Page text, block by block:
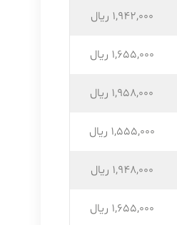
1,942,۰۰۰ ریال
1,655,۰۰۰ ریال
1,958,۰۰۰ ریال
1,555,۰۰۰ ریال
1,948,۰۰۰ ریال
1,655,۰۰۰ ریال